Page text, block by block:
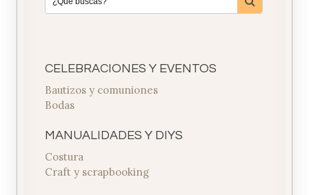
CELEBRACIONES Y EVENTOS
Bautizos y comuniones
Bodas
MANUALIDADES Y DIYS
Costura
Craft y scrapbooking